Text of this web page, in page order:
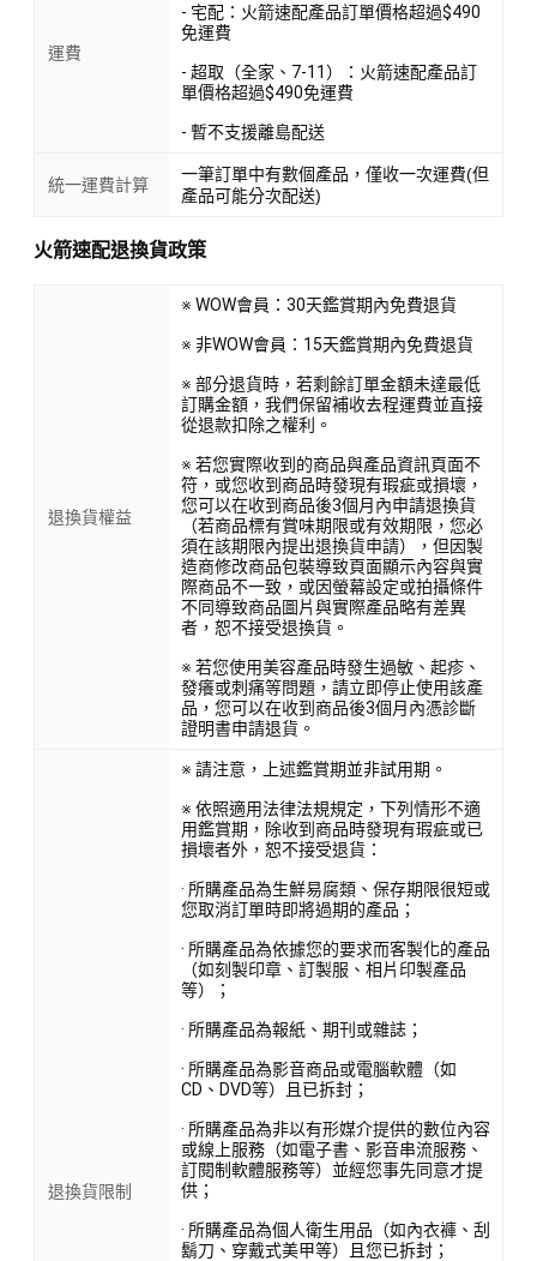
運費
- 宅配：火箭速配產品訂單價格超過$490
免運費
- 超取（全家、7-11）：火箭速配產品訂
單價格超過$490免運費
- 暫不支援離島配送
統一運費計算
一筆訂單中有數個產品，僅收一次運費(但
產品可能分次配送)
火箭速配退換貨政策
退換貨權益
※ WOW會員：30天鑑賞期內免費退貨
※ 非WOW會員：15天鑑賞期內免費退貨
※ 部分退貨時，若剩餘訂單金額未達最低
訂購金額，我們保留補收去程運費並直接
從退款扣除之權利。
※ 若您實際收到的商品與產品資訊頁面不
符，或您收到商品時發現有瑕疵或損壞，
您可以在收到商品後3個月內申請退換貨
（若商品標有賞味期限或有效期限，您必
須在該期限內提出退換貨申請），但因製
造商修改商品包裝導致頁面顯示內容與實
際商品不一致，或因螢幕設定或拍攝條件
不同導致商品圖片與實際產品略有差異
者，恕不接受退換貨。
※ 若您使用美容產品時發生過敏、起疹、
發癢或刺痛等問題，請立即停止使用該產
品，您可以在收到商品後3個月內憑診斷
證明書申請退貨。
退換貨限制
※ 請注意，上述鑑賞期並非試用期。
※ 依照適用法律法規規定，下列情形不適
用鑑賞期，除收到商品時發現有瑕疵或已
損壞者外，恕不接受退貨：
· 所購產品為生鮮易腐類、保存期限很短或
您取消訂單時即將過期的產品；
· 所購產品為依據您的要求而客製化的產品
（如刻製印章、訂製服、相片印製產品
等）；
· 所購產品為報紙、期刊或雜誌；
· 所購產品為影音商品或電腦軟體（如
CD、DVD等）且已拆封；
· 所購產品為非以有形媒介提供的數位內容
或線上服務（如電子書、影音串流服務、
訂閱制軟體服務等）並經您事先同意才提
供；
· 所購產品為個人衛生用品（如內衣褲、刮
鬍刀、穿戴式美甲等）且您已拆封；